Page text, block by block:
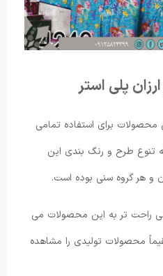
پلی استر
محصولات برای استفاده تمامی
تنوع طرح و رنگ بندی این
و هر گروه سنی بوده است.
راحت تر به این محصولات می
محصولات تولیدی را مشاهده